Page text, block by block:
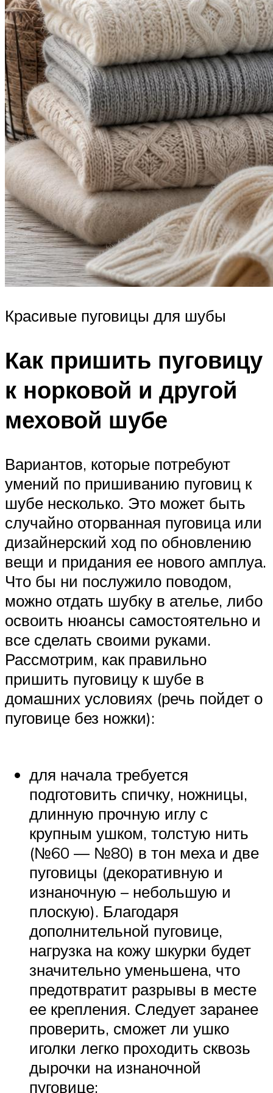
Красивые пуговицы для шубы
Как пришить пуговицу
к норковой и другой
меховой шубе
Вариантов, которые потребуют
умений по пришиванию пуговиц к
шубе несколько. Это может быть
случайно оторванная пуговица или
дизайнерский ход по обновлению
вещи и придания ее нового амплуа.
Что бы ни послужило поводом,
можно отдать шубку в ателье, либо
освоить нюансы самостоятельно и
все сделать своими руками.
Рассмотрим, как правильно
пришить пуговицу к шубе в
домашних условиях (речь пойдет о
пуговице без ножки):
для начала требуется
подготовить спичку, ножницы,
длинную прочную иглу с
крупным ушком, толстую нить
(№60 — №80) в тон меха и две
пуговицы (декоративную и
изнаночную – небольшую и
плоскую). Благодаря
дополнительной пуговице,
нагрузка на кожу шкурки будет
значительно уменьшена, что
предотвратит разрывы в месте
ее крепления. Следует заранее
проверить, сможет ли ушко
иголки легко проходить сквозь
дырочки на изнаночной
пуговице;